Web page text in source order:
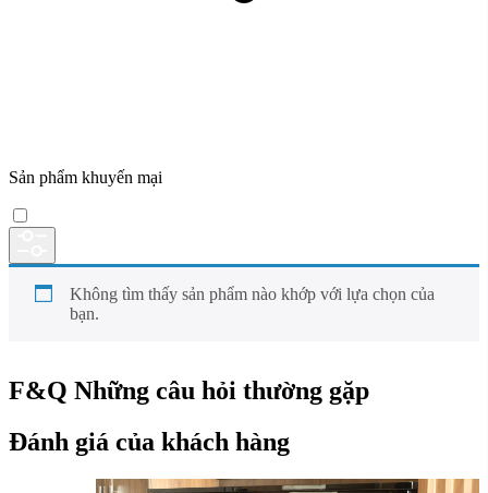
Sản phẩm khuyến mại
Không tìm thấy sản phẩm nào khớp với lựa chọn của
bạn.
F&Q Những câu hỏi thường gặp
Đánh giá của khách hàng